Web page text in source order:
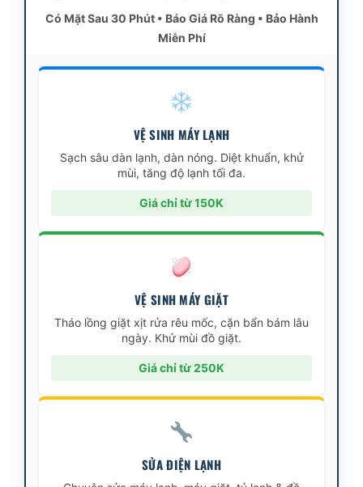
Có Mặt Sau 30 Phút • Báo Giá Rõ Ràng • Bảo Hành
Miễn Phí
VỆ SINH MÁY LẠNH
Sạch sâu dàn lạnh, dàn nóng. Diệt khuẩn, khử
mùi, tăng độ lạnh tối đa.
Giá chỉ từ 150K
VỆ SINH MÁY GIẶT
Tháo lồng giặt xịt rửa rêu mốc, cặn bẩn bám lâu
ngày. Khử mùi đồ giặt.
Giá chỉ từ 250K
SỬA ĐIỆN LẠNH